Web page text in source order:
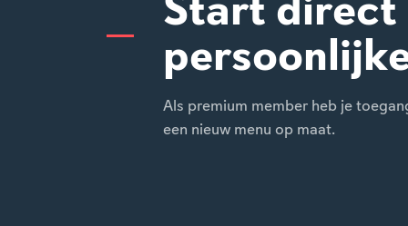
Start direct
Als premium member heb je
een nieuw menu op maat.